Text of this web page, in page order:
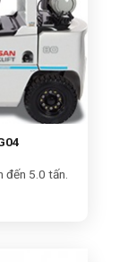
đến 5.0 tấn.